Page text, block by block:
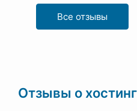
Все отзывы
Отзывы о